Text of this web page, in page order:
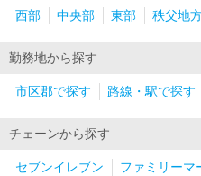
西部 中央部 東部 秩父地
勤務地から探す
市区郡で探す 路線・駅で探す
チェーンから探す
セブンイレブン ファミリーマ